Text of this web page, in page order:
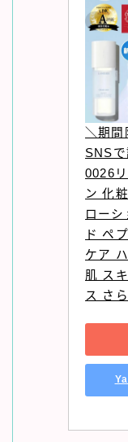
＼期
SNS
0026
ン 化
ロー
ド ペ
ケア
肌 ス
ス さ